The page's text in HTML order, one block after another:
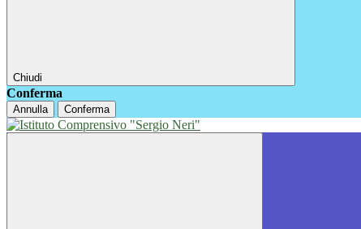
Chiudi
Conferma
Annulla Conferma